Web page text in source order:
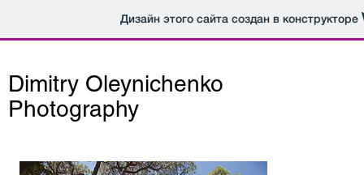
Дизайн этого сайта создан в конструкторе
Dimitry Oleynichenko
Photography